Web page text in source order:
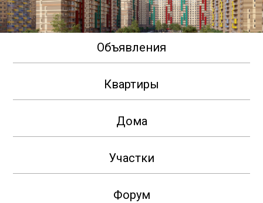
Объявления
Квартиры
Дома
Участки
Форум